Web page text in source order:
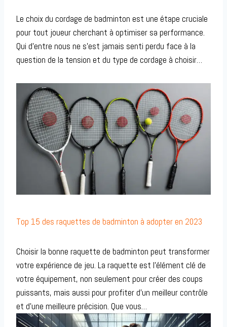
Le choix du cordage de badminton est une étape cruciale
pour tout joueur cherchant à optimiser sa performance.
Qui d’entre nous ne s’est jamais senti perdu face à la
question de la tension et du type de cordage à choisir…
Top 15 des raquettes de badminton à adopter en 2023
Choisir la bonne raquette de badminton peut transformer
votre expérience de jeu. La raquette est l’élément clé de
votre équipement, non seulement pour créer des coups
puissants, mais aussi pour profiter d’un meilleur contrôle
et d’une meilleure précision. Que vous…